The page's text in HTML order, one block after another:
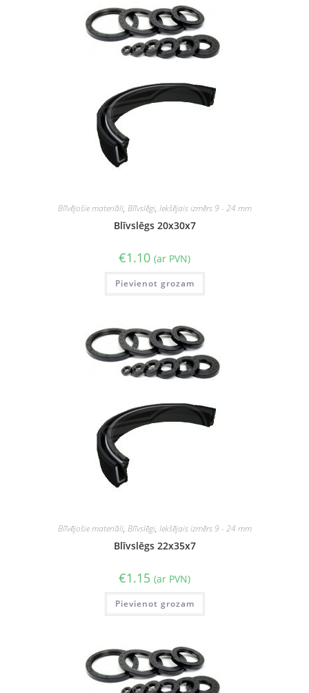
Blīvējošie materiāli, Blīvslēgi, Iekšējais izmērs 9 - 24 mm
Blīvslēgs 20x30x7
€1.10 (ar PVN)
Pievienot grozam
Blīvējošie materiāli, Blīvslēgi, Iekšējais izmērs 9 - 24 mm
Blīvslēgs 22x35x7
€1.15 (ar PVN)
Pievienot grozam